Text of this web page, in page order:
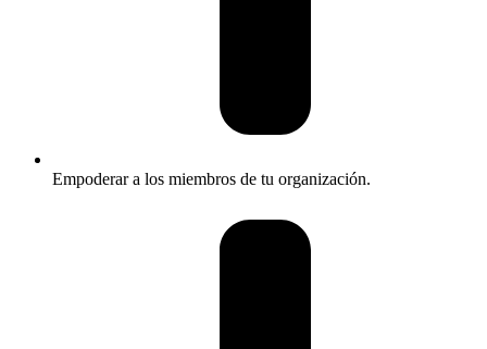
Empoderar a los miembros de tu organización.